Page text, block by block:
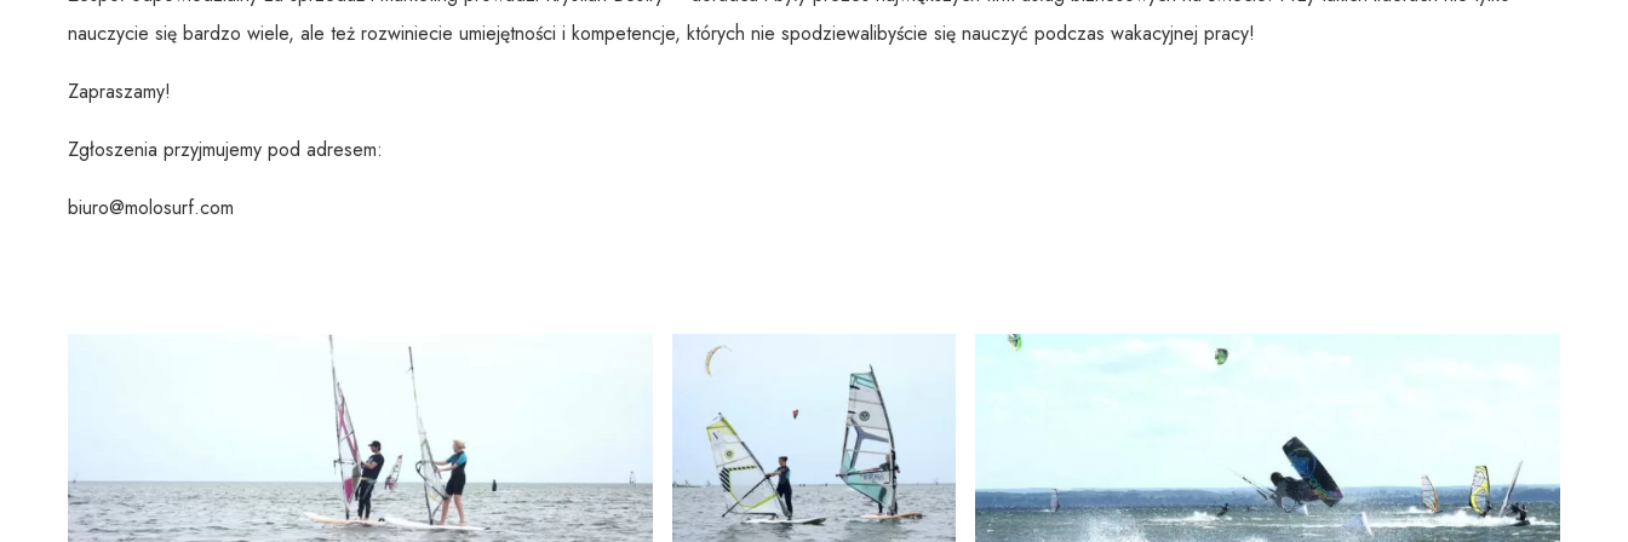
nauczycie się bardzo wiele, ale też rozwiniecie umiejętności i kompetencje, których nie spodziewalibyście się nauczyć podczas wakacyjnej pracy!
Zapraszamy!
Zgłoszenia przyjmujemy pod adresem:
biuro@molosurf.com